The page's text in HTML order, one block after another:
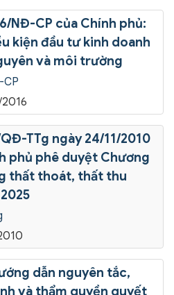
NĐ-CP của Chính phủ:
kiện đầu tư kinh doanh
và môi trường
TTg ngày 24/11/2010
phủ phê duyệt Chương
thất thoát, thất thu
dẫn nguyên tắc,
và thẩm quyền quyết